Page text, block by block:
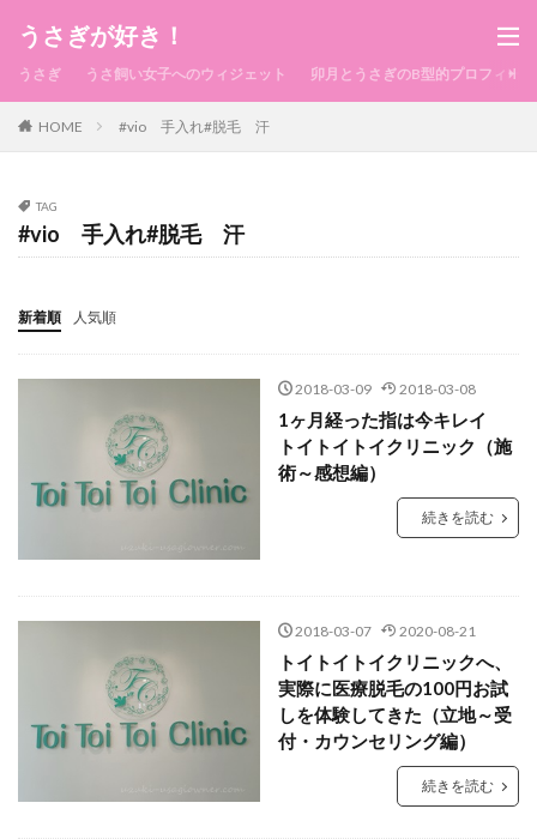
うさぎが好き！
うさぎ うさ飼い女子へのウィジェット 卯月とうさぎのB型的プロフィール
HOME #vio 手入れ#脱毛 汗
TAG
#vio 手入れ#脱毛 汗
新着順 人気順
2018-03-09 2018-03-08
1ヶ月経った指は今キレイ
トイトイトイクリニック（施
術～感想編）
続きを読む
2018-03-07 2020-08-21
トイトイトイクリニックへ、
実際に医療脱毛の100円お試
しを体験してきた（立地～受
付・カウンセリング編）
続きを読む